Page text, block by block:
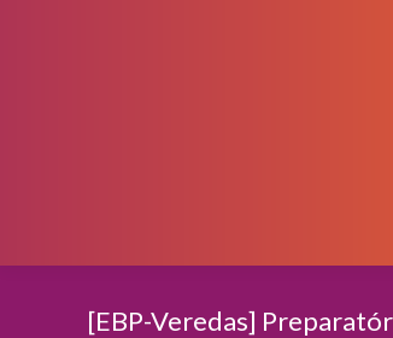
[EBP-Veredas]